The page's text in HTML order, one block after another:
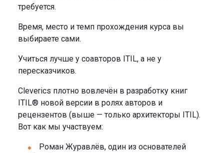
требуется.
Время, место и темп прохождения курса вы
выбираете сами.
Учиться лучше у соавторов ITIL, а не у
пересказчиков.
Cleverics плотно вовлечён в разработку книг
ITIL® новой версии в ролях авторов и
рецензентов (выше — только архитекторы ITIL).
Вот как мы участвуем:
Роман Журавлёв, один из основателей